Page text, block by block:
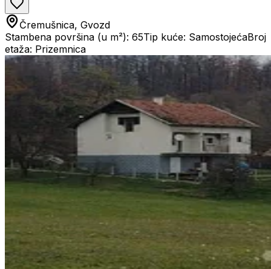
Čremušnica, Gvozd
Stambena površina (u m²): 65Tip kuće: SamostojećaBroj
etaža: Prizemnica